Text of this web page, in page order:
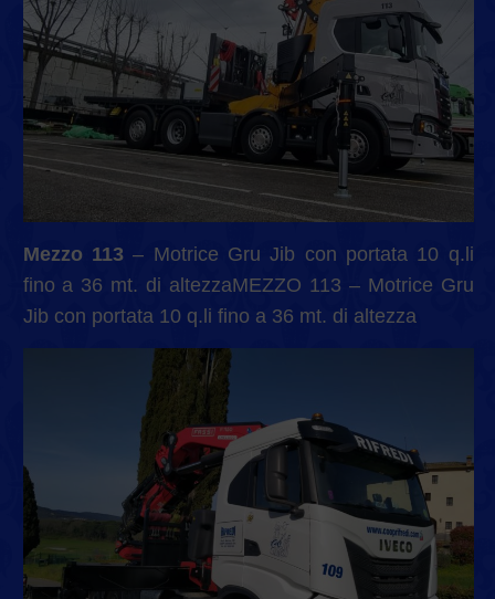
Mezzo 113– Motrice Gru Jib con portata 10 q.li
fino a 36 mt. di altezzaMEZZO 113 – Motrice Gru
Jib con portata 10 q.li fino a 36 mt. di altezza